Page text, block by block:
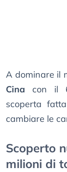
A dominare il
Cina con il
scoperta
cambiare le
Scoperto
milioni di